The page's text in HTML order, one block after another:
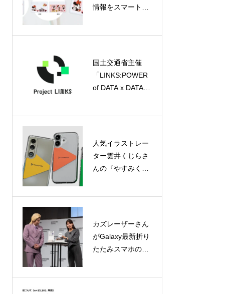
情報をスマートに
国土交通省主催
「LINKS:POWER
of DATA x DATA
人気イラストレー
ター雲井くじらさ
んの『やすみく
カズレーザーさん
がGalaxy最新折り
たたみスマホの魅